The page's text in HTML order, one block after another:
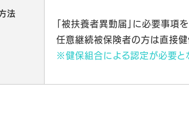
法
「被扶養者異動届」に必要事項
任意継続被保険者の方は直接健
※健保組合による認定が必要とな